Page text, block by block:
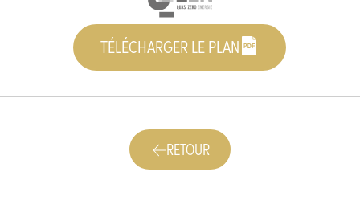
TÉLÉCHARGER LE PLAN
RETOUR